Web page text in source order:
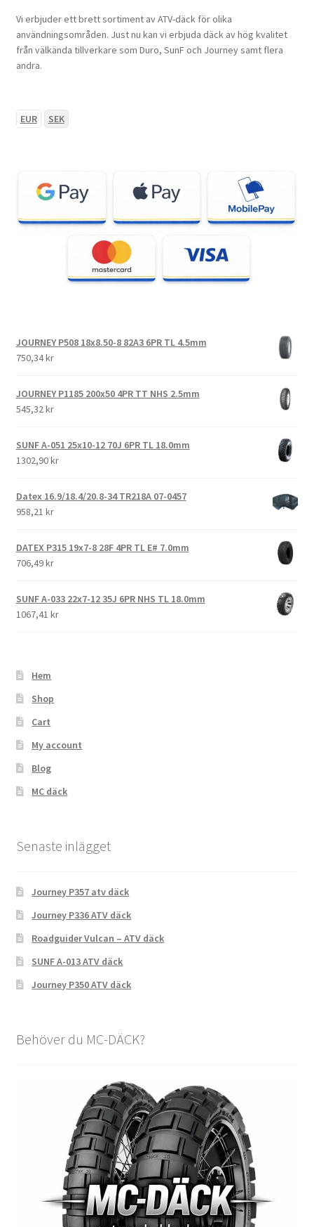
Vi erbjuder ett brett sortiment av ATV-däck för olika
användningsområden. Just nu kan vi erbjuda däck av hög kvalitet
från välkända tillverkare som Duro, SunF och Journey samt flera
andra.
EUR SEK
JOURNEY P508 18x8.50-8 82A3 6PR TL 4.5mm
750,34 kr
JOURNEY P1185 200x50 4PR TT NHS 2.5mm
545,32 kr
SUNF A-051 25x10-12 70J 6PR TL 18.0mm
1302,90 kr
Datex 16.9/18.4/20.8-34 TR218A 07-0457
958,21 kr
DATEX P315 19x7-8 28F 4PR TL E# 7.0mm
706,49 kr
SUNF A-033 22x7-12 35J 6PR NHS TL 18.0mm
1067,41 kr
Hem
Shop
Cart
My account
Blog
MC däck
Senaste inlägget
Journey P357 atv däck
Journey P336 ATV däck
Roadguider Vulcan – ATV däck
SUNF A-013 ATV däck
Journey P350 ATV däck
Behöver du MC-DÄCK?